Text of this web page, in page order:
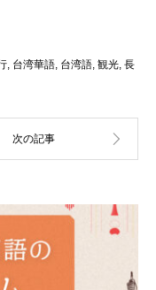
, 台湾華語, 台湾語, 観光, 長